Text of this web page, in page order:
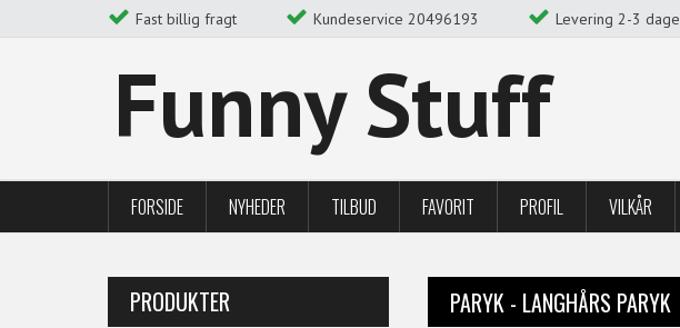
Fast billig fragt Kundeservice 20496193 Levering 2-3 dage
Funny Stuff
FORSIDE NYHEDER TILBUD FAVORIT PROFIL VILKÅR
PRODUKTER PARYK - LANGHÅRS PARYK